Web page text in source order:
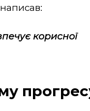
корисної